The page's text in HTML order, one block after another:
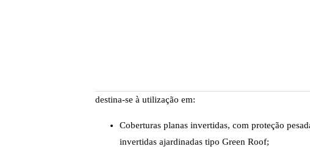
destina-se à utilização em:
Coberturas planas invertidas, com proteção
invertidas ajardinadas tipo Green Roof;